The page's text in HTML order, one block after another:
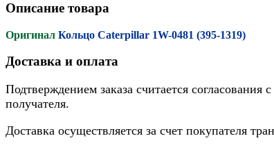
Описание товара
Оригинал Кольцо Caterpillar 1W-0481 (395-1319)
Доставка и оплата
Подтверждением заказа считается
получателя.
Доставка осуществляется за счет покупателя